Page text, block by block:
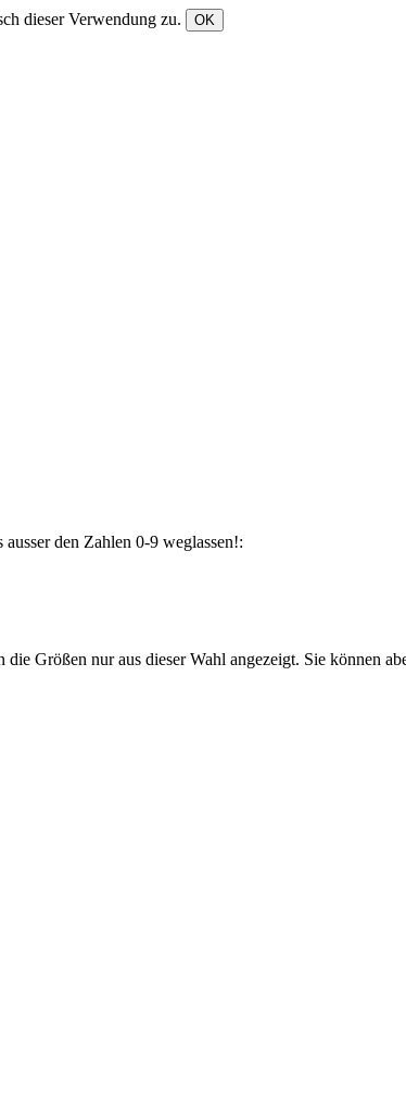
dieser Verwendung zu.
den Zahlen 0-9 weglassen!:
Größen nur aus dieser Wahl angezeigt. Sie können